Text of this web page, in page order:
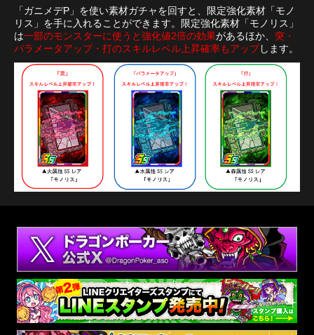
「ガニメデP」を使い素材ガチャを回すと、限定強化素材「モノ
リス」を手に入れることができます。限定強化素材「モノリス」
は一部のモンスターに使うと強化値2倍の効果があるほか、 突・
パラメータアップ・打のスキルレベル上昇確率もアップします。